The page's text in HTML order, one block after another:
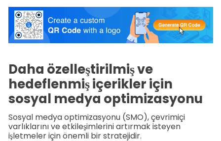
Daha özelleştirilmiş ve
hedeflenmiş içerikler için
sosyal medya optimizasyonu
Sosyal medya optimizasyonu (SMO), çevrimiçi
varlıklarını ve etkileşimlerini artırmak isteyen
işletmeler için önemli bir stratejidir.